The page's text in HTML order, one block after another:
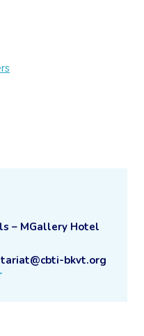
– MGallery Hotel
bkvt.org